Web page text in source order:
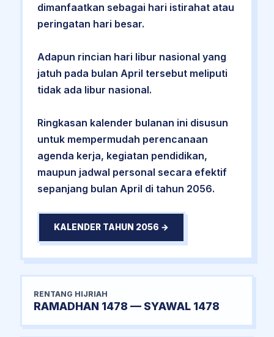
dimanfaatkan sebagai hari istirahat atau
peringatan hari besar.
Adapun rincian hari libur nasional yang
jatuh pada bulan April tersebut meliputi
tidak ada libur nasional.
Ringkasan kalender bulanan ini disusun
untuk mempermudah perencanaan
agenda kerja, kegiatan pendidikan,
maupun jadwal personal secara efektif
sepanjang bulan April di tahun 2056.
KALENDER TAHUN 2056 →
RENTANG HIJRIAH
RAMADHAN 1478 — SYAWAL 1478